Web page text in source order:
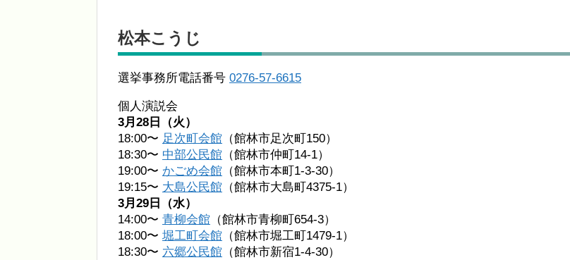
松本こうじ
選挙事務所電話番号 0276-57-6615
個人演説会
3月28日（火）
18:00〜 足次町会館 （館林市足次町150）
18:30〜 中部公民館 （館林市仲町14-1）
19:00〜 かごめ会館 （館林市本町1-3-30）
19:15〜 大島公民館 （館林市大島町4375-1）
3月29日（水）
14:00〜 青柳会館 （館林市青柳町654-3）
18:00〜 堀工町会館 （館林市堀工町1479-1）
18:30〜 六郷公民館 （館林市新宿1-4-30）